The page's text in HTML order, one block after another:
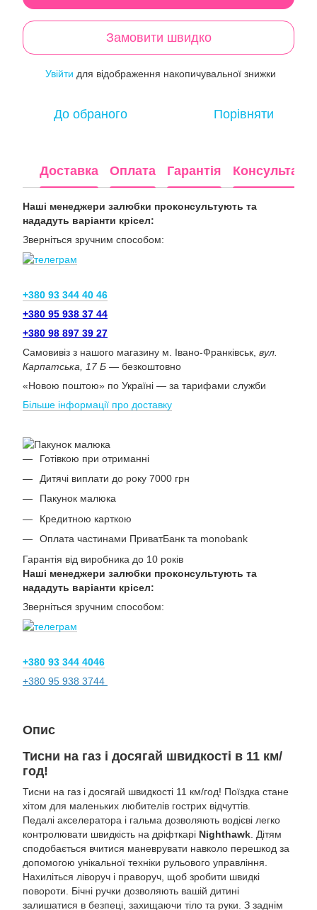
Замовити швидко
Увійти для відображення накопичувальної знижки
До обраного Порівняти
Доставка Оплата Гарантія Консультація
Наші менеджери залюбки проконсультують та
нададуть варіанти крісел:
Зверніться зручним способом:
+380 93 344 40 46
+380 95 938 37 44
+380 98 897 39 27
Самовивіз з нашого магазину м. Івано-Франківськ, вул.
Карпатська, 17 Б — безкоштовно
«Новою поштою» по Україні — за тарифами служби
Більше інформації про доставку
Готівкою при отриманні
Дитячі виплати до року 7000 грн
Пакунок малюка
Кредитною карткою
Оплата частинами ПриватБанк та monobank
Гарантія від виробника до 10 років
Наші менеджери залюбки проконсультують та
нададуть варіанти крісел:
Зверніться зручним способом:
+380 93 344 4046
+380 95 938 3744
Опис
Тисни на газ і досягай швидкості в 11 км/
год!
Тисни на газ і досягай швидкості 11 км/год! Поїздка стане
хітом для маленьких любителів гострих відчуттів.
Педалі акселератора і гальма дозволяють водієві легко
контролювати швидкість на дріфткарі Nighthawk. Дітям
сподобається вчитися маневрувати навколо перешкод за
допомогою унікальної техніки рульового управління.
Нахиліться ліворуч і праворуч, щоб зробити швидкі
повороти. Бічні ручки дозволяють вашій дитині
залишатися в безпеці, захищаючи тіло та руки. З заднім